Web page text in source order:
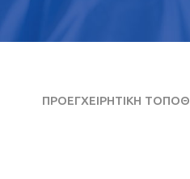
ΠΡΟΕΓΧΕΙΡΗΤΙΚΗ